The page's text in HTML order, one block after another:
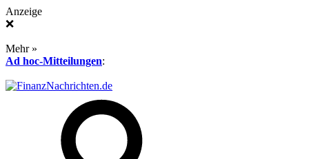
Anzeige
❌
Mehr »
Ad hoc-Mitteilungen: